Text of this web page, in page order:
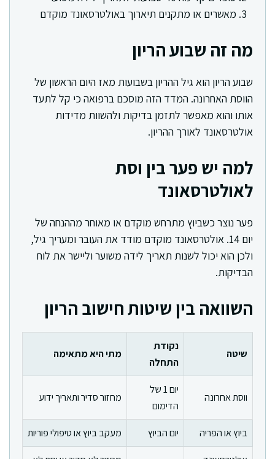
מאשרים או מתקנים תיארוך באולטרסאונד מוקדם
מה זה שבוע הריון
שבוע הריון הוא גיל ההריון בשבועות מאז היום הראשון של
הווסת האחרונה. המדד הזה מוסכם ברפואה כי קל לתעד
אותו והוא מאפשר לתזמן בדיקות ולהשוות מדידות
אולטרסאונד לאורך ההריון.
למה יש פער בין וסת
לאולטרסאונד
פער נוצר כשביוץ מתרחש מוקדם או מאוחר מההנחה של
יום 14. אולטרסאונד מוקדם מודד את העובר ומעריך גיל,
ולכן הוא יכול לשנות תאריך לידה משוער וליישר את לוח
הבדיקות.
השוואה בין שיטות חישוב הריון
שיטה
נקודת
התחלה
מתי היא מתאימה
ווסת אחרונה
יום 1 של
הדימום
מחזור סדיר ותאריך ידוע
ביוץ או הפריה יום הביוץ
מעקב ביוץ או טיפולי פוריות